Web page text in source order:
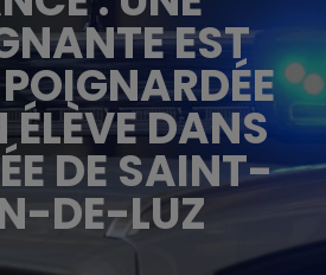
EST
ÉLÈVE DANS
DE SAINT-
DE-LUZ